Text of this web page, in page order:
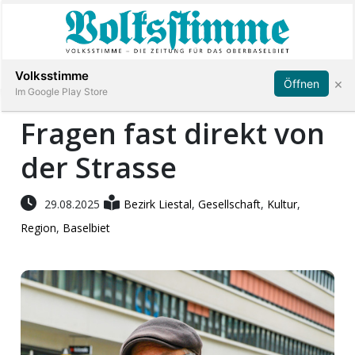
Immobilien
Veranstaltungen
E-
App
Abonnieren Anmelden
Fragen fast direkt von
der Strasse
29.08.2025 Bezirk Liestal,Gesellschaft, Kultur,
Region, Baselbiet
Volksstimme
Im Google Play Store
Öffnen ×